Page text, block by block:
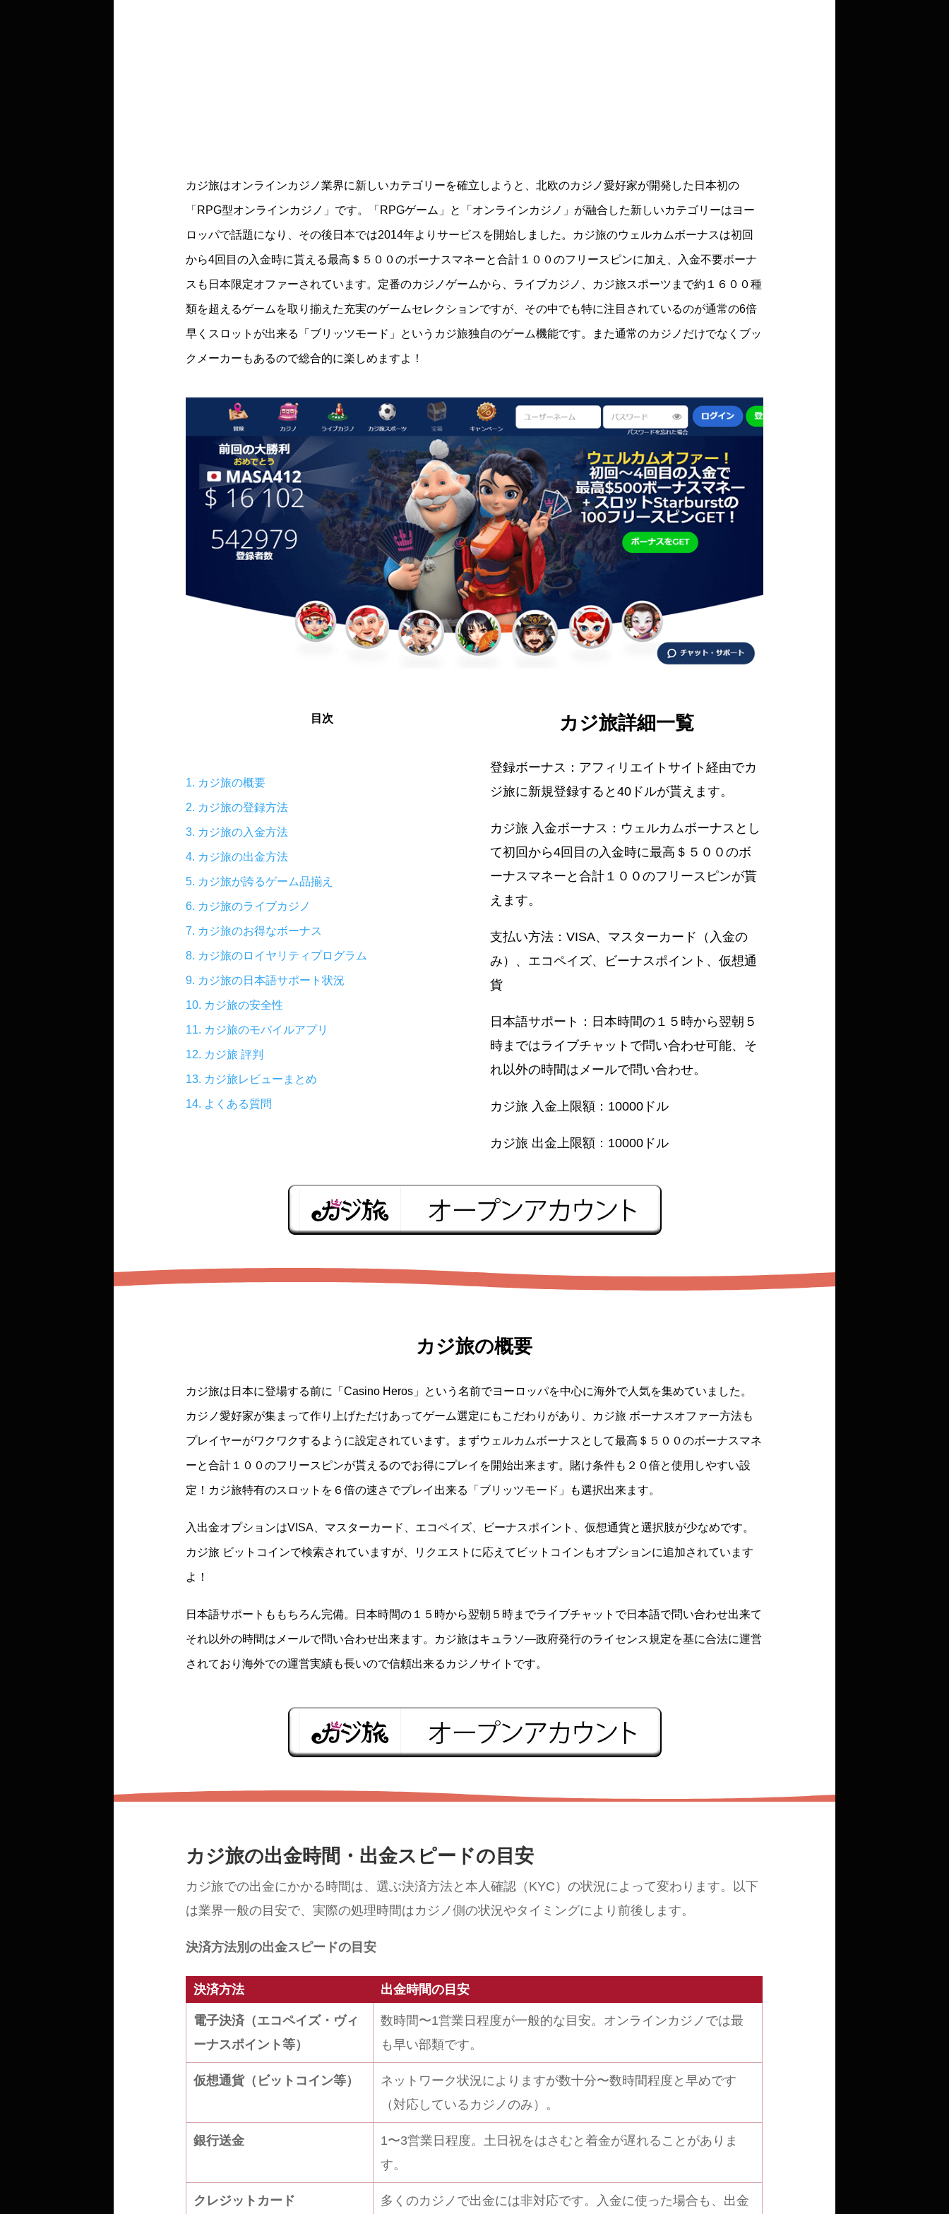
カジ旅はオンラインカジノ業界に新しいカテゴリーを確立しようと、北欧のカジノ愛好家が開発した日本初の
「RPG型オンラインカジノ」です。「RPGゲーム」と「オンラインカジノ」が融合した新しいカテゴリーはヨー
ロッパで話題になり、その後日本では2014年よりサービスを開始しました。カジ旅のウェルカムボーナスは初回
から4回目の入金時に貰える最高＄５００のボーナスマネーと合計１００のフリースピンに加え、入金不要ボーナ
スも日本限定オファーされています。定番のカジノゲームから、ライブカジノ、カジ旅スポーツまで約１６００種
類を超えるゲームを取り揃えた充実のゲームセレクションですが、その中でも特に注目されているのが通常の6倍
早くスロットが出来る「ブリッツモード」というカジ旅独自のゲーム機能です。また通常のカジノだけでなくブッ
クメーカーもあるので総合的に楽しめますよ！
目次
1.​ カジ旅の概要
2.​ カジ旅の登録方法
3.​ カジ旅の入金方法
4.​ カジ旅の出金方法
5.​ カジ旅が誇るゲーム品揃え
6.​ カジ旅のライブカジノ
7.​ カジ旅のお得なボーナス
8.​ カジ旅のロイヤリティプログラム
9.​ カジ旅の日本語サポート状況
10.​ カジ旅の安全性
11.​ カジ旅のモバイルアプリ
12.​ カジ旅 評判
13.​ カジ旅レビューまとめ
14.​ よくある質問
カジ旅詳細一覧
登録ボーナス：アフィリエイトサイト経由でカ
ジ旅に新規登録すると40ドルが貰えます。
カジ旅 入金ボーナス：ウェルカムボーナスとし
て初回から4回目の入金時に最高＄５００のボ
ーナスマネーと合計１００のフリースピンが貰
えます。
支払い方法：VISA、マスターカード（入金の
み）、エコペイズ、ビーナスポイント、仮想通
貨
日本語サポート：日本時間の１５時から翌朝５
時まではライブチャットで問い合わせ可能、そ
れ以外の時間はメールで問い合わせ。
カジ旅 入金上限額：10000ドル
カジ旅 出金上限額：10000ドル
カジ旅の概要
カジ旅は日本に登場する前に「Casino Heros」という名前でヨーロッパを中心に海外で人気を集めていました。
カジノ愛好家が集まって作り上げただけあってゲーム選定にもこだわりがあり、カジ旅 ボーナスオファー方法も
プレイヤーがワクワクするように設定されています。まずウェルカムボーナスとして最高＄５００のボーナスマネ
ーと合計１００のフリースピンが貰えるのでお得にプレイを開始出来ます。賭け条件も２０倍と使用しやすい設
定！カジ旅特有のスロットを６倍の速さでプレイ出来る「ブリッツモード」も選択出来ます。
入出金オプションはVISA、マスターカード、エコペイズ、ビーナスポイント、仮想通貨と選択肢が少なめです。
カジ旅 ビットコインで検索されていますが、リクエストに応えてビットコインもオプションに追加されています
よ！
日本語サポートももちろん完備。日本時間の１５時から翌朝５時までライブチャットで日本語で問い合わせ出来て
それ以外の時間はメールで問い合わせ出来ます。カジ旅はキュラソ―政府発行のライセンス規定を基に合法に運営
されており海外での運営実績も長いので信頼出来るカジノサイトです。
カジ旅の出金時間・出金スピードの目安
カジ旅での出金にかかる時間は、選ぶ決済方法と本人確認（KYC）の状況によって変わります。以下
は業界一般の目安で、実際の処理時間はカジノ側の状況やタイミングにより前後します。
決済方法別の出金スピードの目安
決済方法 出金時間の目安
電子決済（エコペイズ・ヴィ
ーナスポイント等）
数時間〜1営業日程度が一般的な目安。オンラインカジノでは最
も早い部類です。
仮想通貨（ビットコイン等）
ネットワーク状況によりますが数十分〜数時間程度と早めです
（対応しているカジノのみ）。
銀行送金
1〜3営業日程度。土日祝をはさむと着金が遅れることがありま
す。
クレジットカード 多くのカジノで出金には非対応です。入金に使った場合も、出金